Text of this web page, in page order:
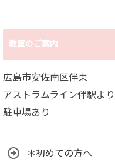
教室のご案内
広島市安佐南区伴東
アストラムライン伴駅よ
駐車場あり
＊初めての方へ